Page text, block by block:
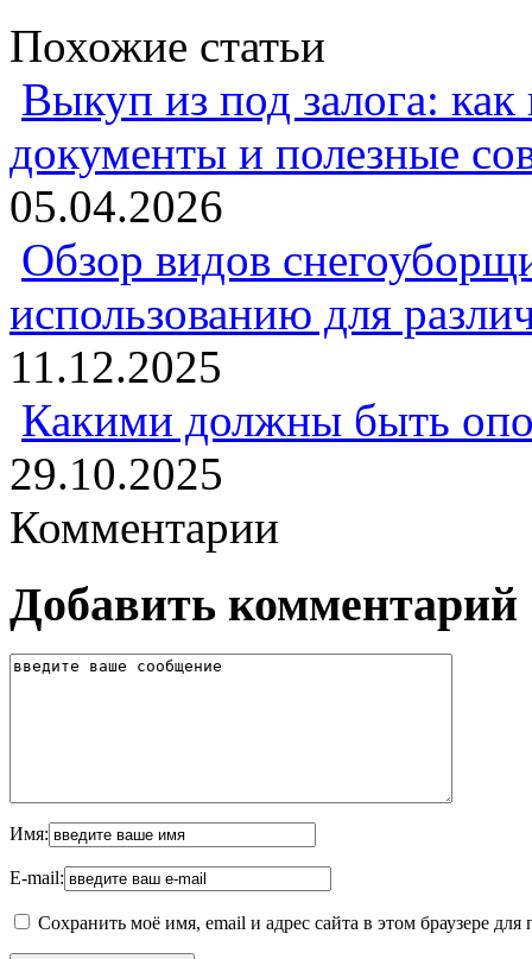
Похожие статьи
Выкуп из под залога:
документы и полезные
05.04.2026
Обзор видов
использованию для
11.12.2025
Какими должны быть
29.10.2025
Комментарии
Добавить комментарий
Имя:
E-mail:
Сохранить моё имя, email и адрес сайта в этом браузере